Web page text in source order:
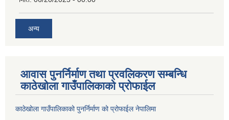
अन्य
आवास पुनर्निर्माण तथा प्रवलिकरण सम्बन्धि
काठेखोला गाउँपालिकाको प्रोफाईल
काठेखोला गाउँपालिकाको पुनर्निर्माण को प्रोफाईल नेपालिमा